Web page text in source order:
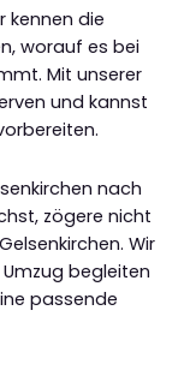
kennen die
worauf es bei
Mit unserer
und kannst
nach
zögere nicht
Wir
begleiten
passende